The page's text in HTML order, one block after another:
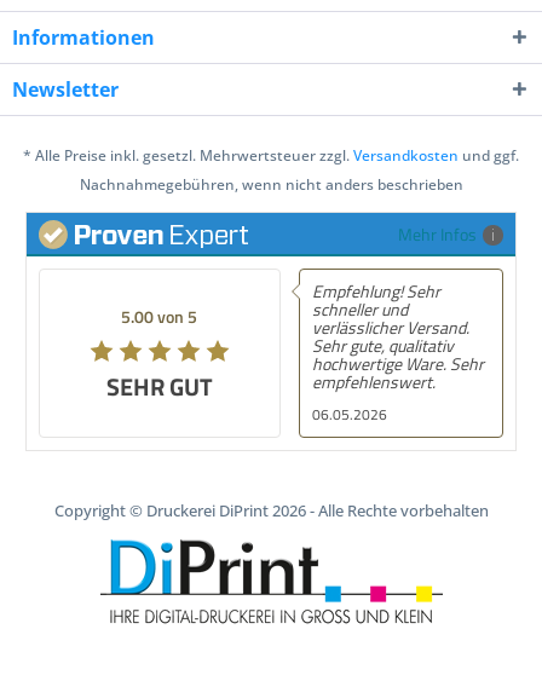
Informationen
Newsletter
* Alle Preise inkl. gesetzl. Mehrwertsteuer zzgl.Versandkosten und ggf.
Nachnahmegebühren, wenn nicht anders beschrieben
Mehr Infos
5.00 von 5
SEHR GUT
06.05.2026
Empfehlung! Sehr
schneller und
verlässlicher Versand.
Sehr gute, qualitativ
hochwertige Ware. Sehr
empfehlenswert.
Copyright © Druckerei DiPrint 2026 - Alle Rechte vorbehalten